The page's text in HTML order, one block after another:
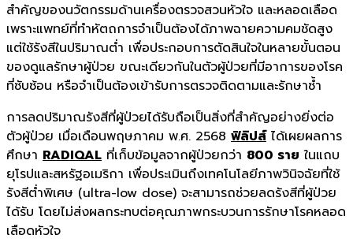
สำคัญของนวัตกรรมด้านเครื่องตรวจสวนหัวใจ และหลอดเลือด
เพราะแพทย์ที่ทำหัตถการจำเป็นต้องได้ภาพฉายความคมชัดสูง
แต่ใช้รังสีในปริมาณต่ำ เพื่อประกอบการตัดสินใจในหลายขั้นตอน
ของดูแลรักษาผู้ป่วย ขณะเดียวกันในตัวผู้ป่วยที่มีอาการของโรค
ที่ซับซ้อน หรือจำเป็นต้องเข้ารับการตรวจติดตามและรักษาซ้ำ
การลดปริมาณรังสีที่ผู้ป่วยได้รับถือเป็นสิ่งที่สำคัญอย่างยิ่งต่อ
ตัวผู้ป่วย เมื่อเดือนพฤษภาคม พ.ศ. 2568 ฟิลิปส์ได้เผยผลการ
ศึกษา RADIQAL ที่เก็บข้อมูลจากผู้ป่วยกว่า 800 ราย ในแถบ
ยุโรปและสหรัฐอเมริกา เพื่อประเมินถึงเทคโนโลยีภาพวินิจฉัยที่ใช้
รังสีต่ำพิเศษ (ultra-low dose) จะสามารถช่วยลดรังสีที่ผู้ป่วย
ได้รับ โดยไม่ส่งผลกระทบต่อคุณภาพกระบวนการรักษาโรคหลอด
เลือดหัวใจ